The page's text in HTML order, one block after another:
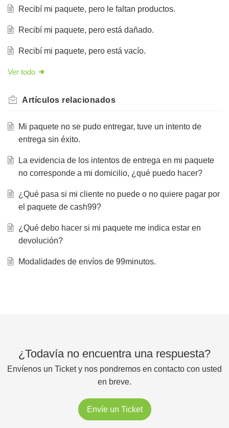
Recibí mi paquete, pero le faltan productos.
Recibí mi paquete, pero está dañado.
Recibí mi paquete, pero está vacío.
Ver todo
Artículos relacionados
Mi paquete no se pudo entregar, tuve un intento de
entrega sin éxito.
La evidencia de los intentos de entrega en mi paquete
no corresponde a mi domicilio, ¿qué puedo hacer?
¿Qué pasa si mi cliente no puede o no quiere pagar por
el paquete de cash99?
¿Qué debo hacer si mi paquete me indica estar en
devolución?
Modalidades de envíos de 99minutos.
¿Todavía no encuentra una respuesta?
Envíenos un Ticket y nos pondremos en contacto con usted
en breve.
Envíe un Ticket